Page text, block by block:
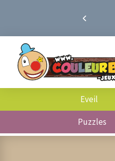
Eveil
Puzzles